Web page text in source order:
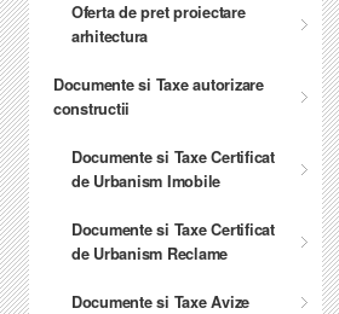
Oferta de pret proiectare
arhitectura
Documente si Taxe autorizare
constructii
Documente si Taxe Certificat
de Urbanism Imobile
Documente si Taxe Certificat
de Urbanism Reclame
Documente si Taxe Avize